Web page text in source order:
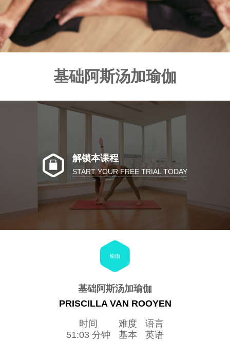
基础阿斯汤加瑜伽
解锁本课程
START YOUR FREE TRIAL TODAY
瑜伽
基础阿斯汤加瑜伽
PRISCILLA VAN ROOYEN
时间
51:03 分钟
难度
基本
语言
英语